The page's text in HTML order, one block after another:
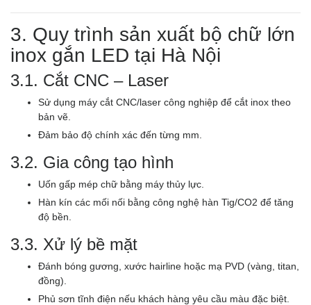
3. Quy trình sản xuất bộ chữ lớn
inox gắn LED tại Hà Nội
3.1. Cắt CNC – Laser
Sử dụng máy cắt CNC/laser công nghiệp để cắt inox theo
bản vẽ.
Đảm bảo độ chính xác đến từng mm.
3.2. Gia công tạo hình
Uốn gấp mép chữ bằng máy thủy lực.
Hàn kín các mối nối bằng công nghệ hàn Tig/CO2 để tăng
độ bền.
3.3. Xử lý bề mặt
Đánh bóng gương, xước hairline hoặc mạ PVD (vàng, titan,
đồng).
Phủ sơn tĩnh điện nếu khách hàng yêu cầu màu đặc biệt.